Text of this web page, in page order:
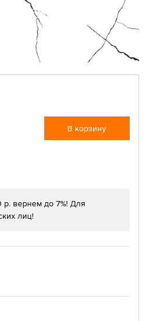
В корзину
р. вернем до 7%! Для
лиц!